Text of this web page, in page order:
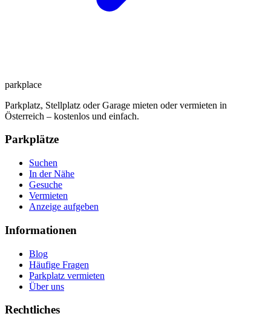
parkplace
Parkplatz, Stellplatz oder Garage mieten oder vermieten in
Österreich – kostenlos und einfach.
Parkplätze
Suchen
In der Nähe
Gesuche
Vermieten
Anzeige aufgeben
Informationen
Blog
Häufige Fragen
Parkplatz vermieten
Über uns
Rechtliches